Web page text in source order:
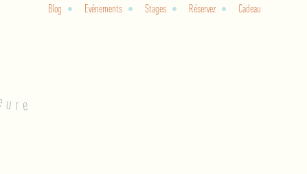
Blog Evénements Stages Réservez Cadeau